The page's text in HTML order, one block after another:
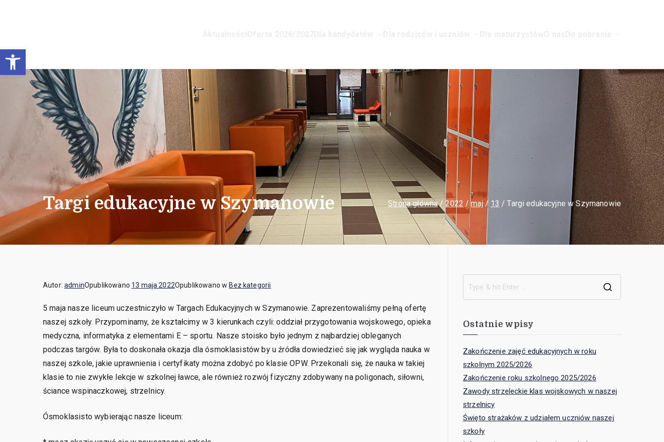
Otwórz pasek narzędzi
Targi edukacyjne w Szymanowie Strona główna 2022 maj 13 Targi edukacyjne w Szymanowie
Autor:adminOpublikowano 13 maja 2022Opublikowano w Bez kategorii
5 maja nasze liceum uczestniczyło w Targach Edukacyjnych w Szymanowie. Zaprezentowaliśmy pełną ofertę
naszej szkoły. Przypominamy, że kształcimy w 3 kierunkach czyli: oddział przygotowania wojskowego, opieka
medyczna, informatyka z elementami E – sportu. Nasze stoisko było jednym z najbardziej obleganych
podczas targów. Była to doskonała okazja dla ósmoklasistów by u źródła dowiedzieć się jak wygląda nauka w
naszej szkole, jakie uprawnienia i certyfikaty można zdobyć po klasie OPW. Przekonali się, że nauka w takiej
klasie to nie zwykłe lekcje w szkolnej ławce, ale również rozwój fizyczny zdobywany na poligonach, siłowni,
ściance wspinaczkowej, strzelnicy.
Ósmoklasisto wybierając nasze liceum:
Ostatnie wpisy
Zakończenie zajęć edukacyjnych w roku
szkolnym 2025/2026
Zakończenie roku szkolnego 2025/2026
Zawody strzeleckie klas wojskowych w naszej
strzelnicy
Święto strażaków z udziałem uczniów naszej
szkoły